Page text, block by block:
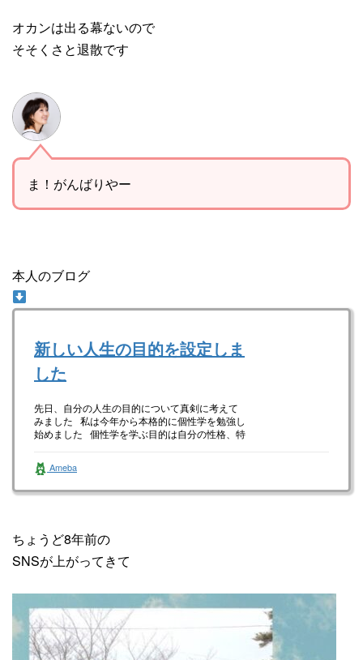
オカンは出る幕ないので
そそくさと退散です
ま！がんばりやー
本人のブログ
新しい人生の目的を設定しま
した
先日、自分の人生の目的について真剣に考えて
みました 私は今年から本格的に個性学を勉強し
始めました 個性学を学ぶ目的は自分の性格、特
Ameba
ちょうど8年前の
SNSが上がってきて